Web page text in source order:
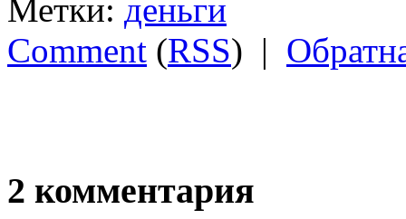
Метки: деньги
Comment (RSS) |
2 комментария